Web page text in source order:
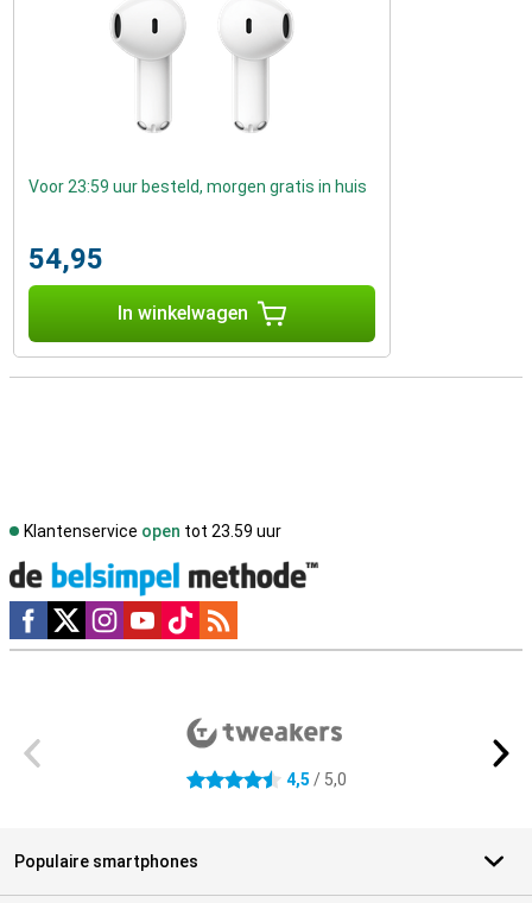
Voor 23:59 uur besteld, morgen gratis in huis
54,95
In winkelwagen
Klantenservice open tot 23.59 uur
Social media
4.5 sterren 4,5 / 5,0
Populaire smartphones